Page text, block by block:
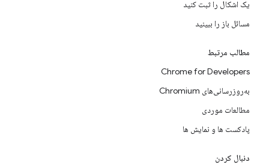
یک اشکال را ثبت کنید
مسائل باز را ببینید
مطالب مرتبط
Chrome for Developers
به‌روزرسانی‌های Chromium
مطالعات موردی
پادکست ها و نمایش ها
دنبال کردن